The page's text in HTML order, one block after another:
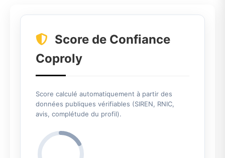
Score de Confiance
Coproly
Score calculé automatiquement à partir des
données publiques vérifiables (SIREN, RNIC,
avis, complétude du profil).